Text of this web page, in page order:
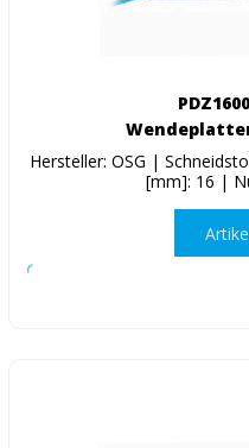
Hersteller: OSG |
[mm]: 16 |